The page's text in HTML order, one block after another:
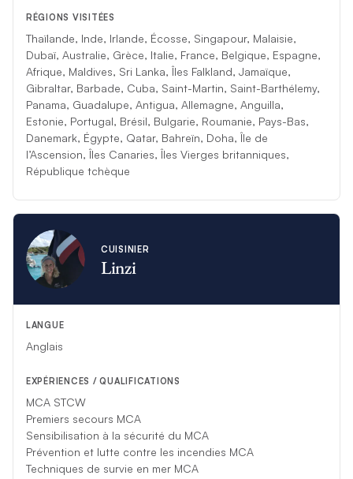
RÉGIONS VISITÉES
Thaïlande, Inde, Irlande, Écosse, Singapour, Malaisie,
Dubaï, Australie, Grèce, Italie, France, Belgique, Espagne,
Afrique, Maldives, Sri Lanka, Îles Falkland, Jamaïque,
Gibraltar, Barbade, Cuba, Saint-Martin, Saint-Barthélemy,
Panama, Guadalupe, Antigua, Allemagne, Anguilla,
Estonie, Portugal, Brésil, Bulgarie, Roumanie, Pays-Bas,
Danemark, Égypte, Qatar, Bahreïn, Doha, Île de
l’Ascension, Îles Canaries, Îles Vierges britanniques,
République tchèque
CUISINIER
Linzi
LANGUE
Anglais
EXPÉRIENCES / QUALIFICATIONS
MCA STCW
Premiers secours MCA
Sensibilisation à la sécurité du MCA
Prévention et lutte contre les incendies MCA
Techniques de survie en mer MCA